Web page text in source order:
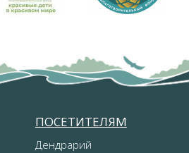
ПОСЕТИТЕЛЯМ
Дендрарий